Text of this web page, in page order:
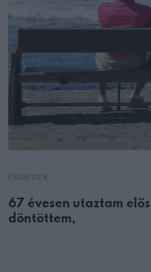
67 évesen utaztam
döntöttem,